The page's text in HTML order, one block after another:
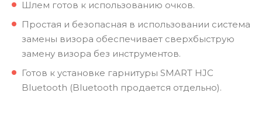
Шлем готов к использованию очков.
Простая и безопасная в использовании система
замены визора обеспечивает сверхбыструю
замену визора без инструментов.
Готов к установке гарнитуры SMART HJC
Bluetooth (Bluetooth продается отдельно).